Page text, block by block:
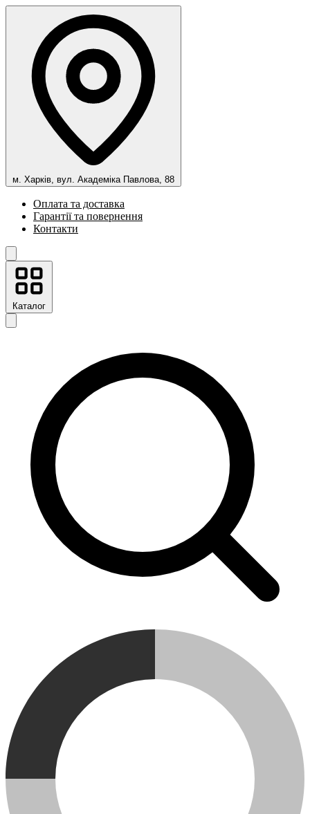
м. Харків, вул. Академіка Павлова, 88
Оплата та доставка
Гарантії та повернення
Контакти
Каталог